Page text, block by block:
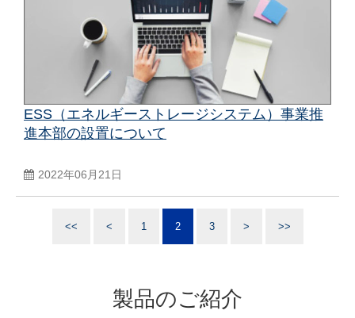
ESS（エネルギーストレージシステム）事業推
進本部の設置について
2022年06月21日
<< < 1 2 3 > >>
製品のご紹介